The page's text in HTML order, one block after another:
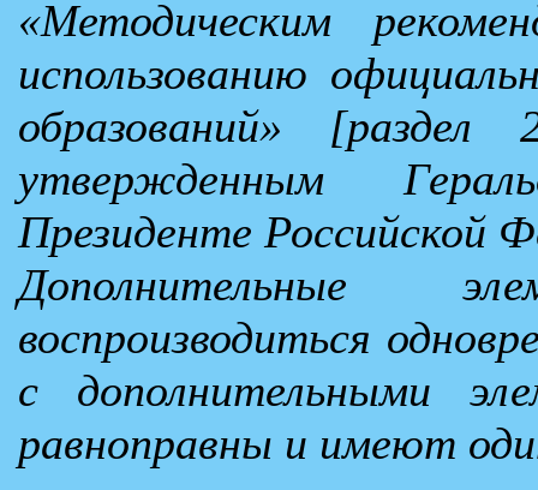
«Методическим
использованию
образований»
утвержденным
Президенте Российской
Дополнительные
воспроизводиться
с дополнительными
равноправны и имеют